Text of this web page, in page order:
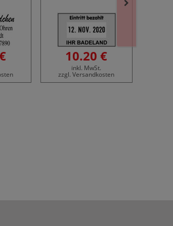
10.20 €
inkl. MwSt.
zzgl. Versandkosten